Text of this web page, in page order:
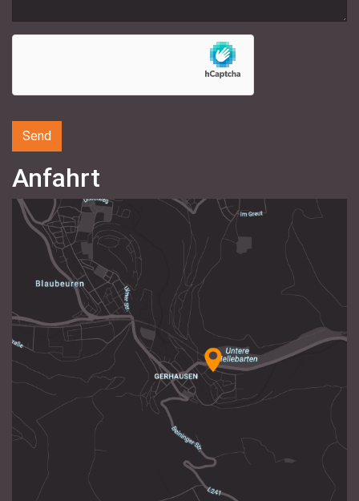
Anfahrt